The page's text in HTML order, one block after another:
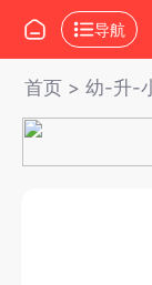
导航
首页> 幼-升-